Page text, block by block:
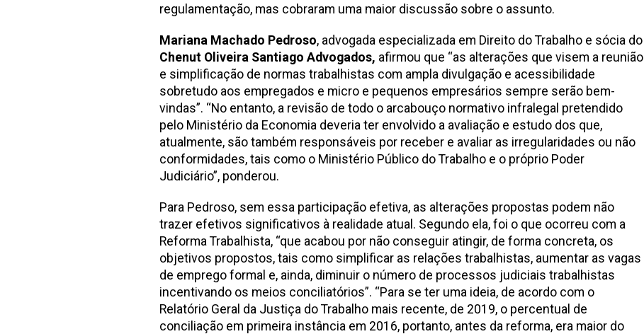
regulamentação, mas cobraram uma maior discussão sobre o assunto.
Mariana Machado Pedroso, advogada especializada em Direito do Trabalho e sócia do
Chenut Oliveira Santiago Advogados, afirmou que “as alterações que visem a reunião
e simplificação de normas trabalhistas com ampla divulgação e acessibilidade
sobretudo aos empregados e micro e pequenos empresários sempre serão bem-
vindas”. “No entanto, a revisão de todo o arcabouço normativo infralegal pretendido
pelo Ministério da Economia deveria ter envolvido a avaliação e estudo dos que,
atualmente, são também responsáveis por receber e avaliar as irregularidades ou não
conformidades, tais como o Ministério Público do Trabalho e o próprio Poder
Judiciário”, ponderou.
Para Pedroso, sem essa participação efetiva, as alterações propostas podem não
trazer efetivos significativos à realidade atual. Segundo ela, foi o que ocorreu com a
Reforma Trabalhista, “que acabou por não conseguir atingir, de forma concreta, os
objetivos propostos, tais como simplificar as relações trabalhistas, aumentar as vagas
de emprego formal e, ainda, diminuir o número de processos judiciais trabalhistas
incentivando os meios conciliatórios”. “Para se ter uma ideia, de acordo com o
Relatório Geral da Justiça do Trabalho mais recente, de 2019, o percentual de
conciliação em primeira instância em 2016, portanto, antes da reforma, era maior do